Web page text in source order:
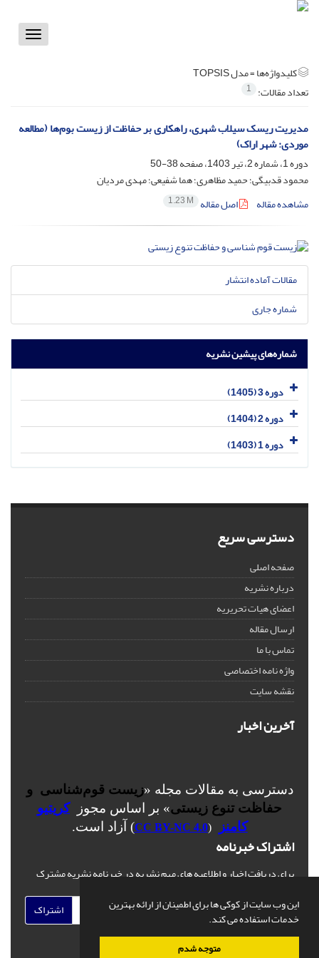
این وب سایت از کوکی ها برای اطمینان از ارائه بهترین
خدمات استفاده می کند.
متوجه شدم
Toggle
کلیدواژه‌ها =مدل TOPSIS
تعداد مقالات: 1
مدیریت ریسک سیلاب شهری، راهکاری بر حفاظت از زیست بوم‌ها (مطالعه
موردی: شهر اراک)
دوره 1، شماره 2، تیر 1403، صفحه
38-50
محمود قدبیگی؛ حمید مظاهری؛ هما شفیعی؛ مهدی مردیان
مشاهده مقاله
اصل مقاله 1.23 M
مقالات آماده انتشار
شماره جاری
شماره‌های پیشین نشریه
دوره 3 (1405)
دوره 2 (1404)
دوره 1 (1403)
دسترسی سریع
صفحه اصلی
درباره نشریه
اعضای هیات تحریریه
ارسال مقاله
تماس با ما
واژه نامه اختصاصی
نقشه سایت
آخرین اخبار
دسترسی به مقالات مجله «زیست قوم‌شناسی و
حفاظت تنوع زیستی» بر اساس مجوزکریتیو
کامنز
(
CC BY-NC 4.0) آزاد است.
اشتراک خبرنامه
برای دریافت اخبار و اطلاعیه های مهم نشریه در خبرنامه نشریه مشترک
اشتراک